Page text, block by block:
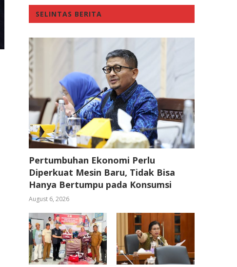
SELINTAS BERITA
Pertumbuhan Ekonomi Perlu
Diperkuat Mesin Baru, Tidak Bisa
Hanya Bertumpu pada Konsumsi
August 6, 2026